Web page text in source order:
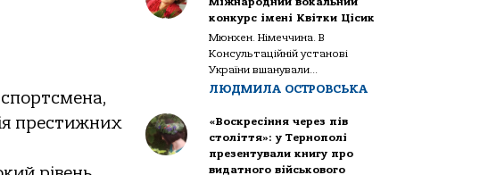
престижних
конкурс імені Квітки Цісик
Мюнхен. Німеччина. В
Консультаційній установі
України вшанували...
ЛЮДМИЛА ОСТРОВСЬКА
«Воскресіння через пів
століття»: у Тернополі
презентували книгу про
видатного військового